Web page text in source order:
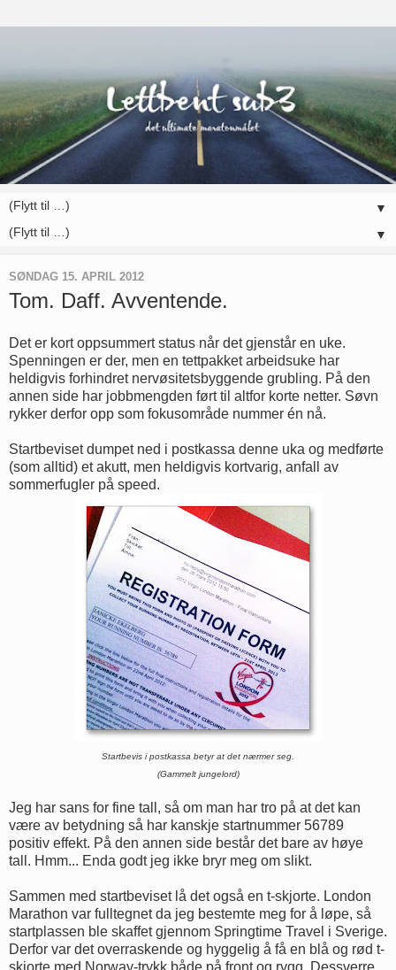
▼
▼
SØNDAG 15. APRIL 2012
Tom. Daff. Avventende.
Det er kort oppsummert status når det gjenstår en uke.
Spenningen er der, men en tettpakket arbeidsuke har
heldigvis forhindret nervøsitetsbyggende grubling. På den
annen side har jobbmengden ført til altfor korte netter. Søvn
rykker derfor opp som fokusområde nummer én nå.
Startbeviset dumpet ned i postkassa denne uka og medførte
(som alltid) et akutt, men heldigvis kortvarig, anfall av
sommerfugler på speed.
Startbevis i postkassa betyr at det nærmer seg.
(Gammelt jungelord)
Jeg har sans for fine tall, så om man har tro på at det kan
være av betydning så har kanskje startnummer 56789
positiv effekt. På den annen side består det bare av høye
tall. Hmm... Enda godt jeg ikke bryr meg om slikt.
Sammen med startbeviset lå det også en t-skjorte. London
Marathon var fulltegnet da jeg bestemte meg for å løpe, så
startplassen ble skaffet gjennom Springtime Travel i Sverige.
Derfor var det overraskende og hyggelig å få en blå og rød t-
skjorte med Norway-trykk både på front og rygg. Dessverre